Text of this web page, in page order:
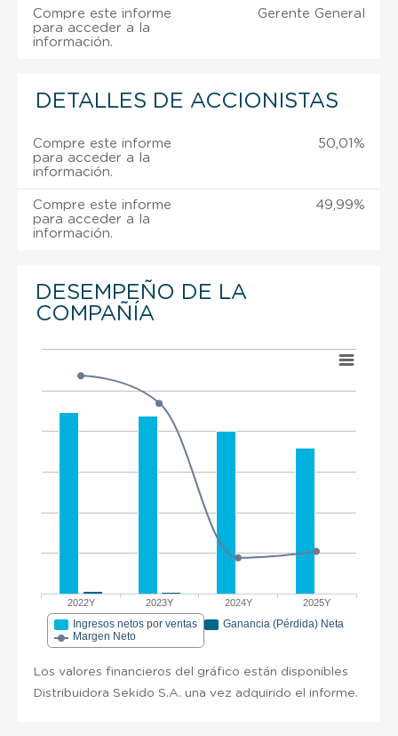
Compre este informe
para acceder a la
información.
Gerente General
DETALLES DE ACCIONISTAS
Compre este informe
para acceder a la
información.
50,01%
Compre este informe
para acceder a la
información.
49,99%
DESEMPEÑO DE LA
COMPAÑÍA
2022Y 2023Y 2024Y 2025Y
Ingresos netos por ventas
Ganancia (Pérdida) Neta
Margen Neto
Los valores financieros del gráfico están disponibles
Distribuidora Sekido S.A. una vez adquirido el informe.